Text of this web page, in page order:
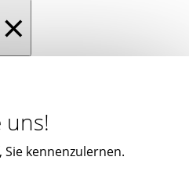
×
uns!
kennenzulernen.